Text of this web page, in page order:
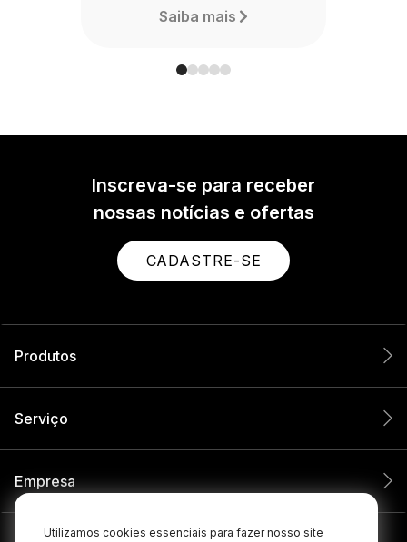
Utilizamos cookies essenciais para fazer nosso site
Saiba mais
Inscreva-se para receber
nossas notícias e ofertas
CADASTRE-SE
Produtos
Serviço
Empresa